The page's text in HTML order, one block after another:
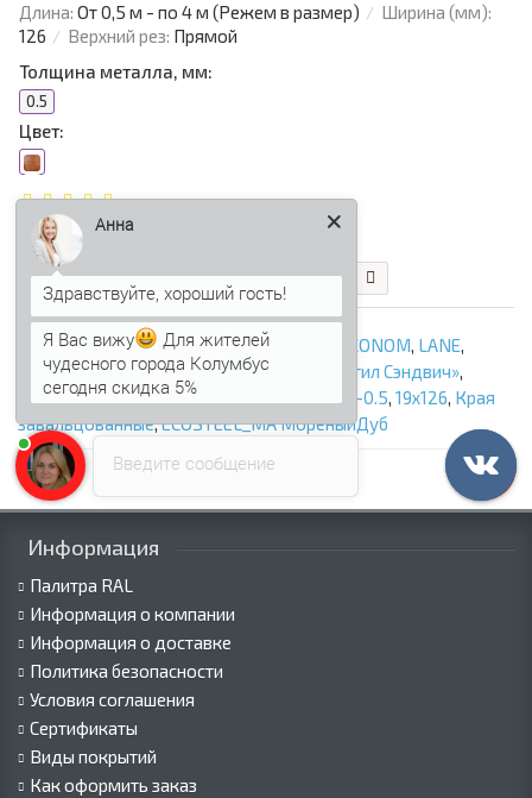
Длина: От 0,5 м - по 4 м (Режем в размер)
Ширина (мм):
126
Верхний рез: Прямой
Толщина металла, мм:
0.5
Цвет:
121.71 р. 103.45 р.
В корзину Быстрый заказ
Евроштакетник ,EVO ,GOOD,TRAPEZE ECONOM, LANE,
Полукруглый , Для забора,ООО «Профнастил Сэндвич»,
Штакетник металлический С-образный-Т-0.5, 19х126, Края
завальцованные,ECOSTEEL_MA МореныйДуб
Информация
Палитра RAL
Информация о компании
Информация о доставке
Политика безопасности
Условия соглашения
Сертификаты
Виды покрытий
Как оформить заказ
Введите сообщение
Анна
Я Вас вижу
Для жителей
чудесного города Колумбус
сегодня скидка 5%